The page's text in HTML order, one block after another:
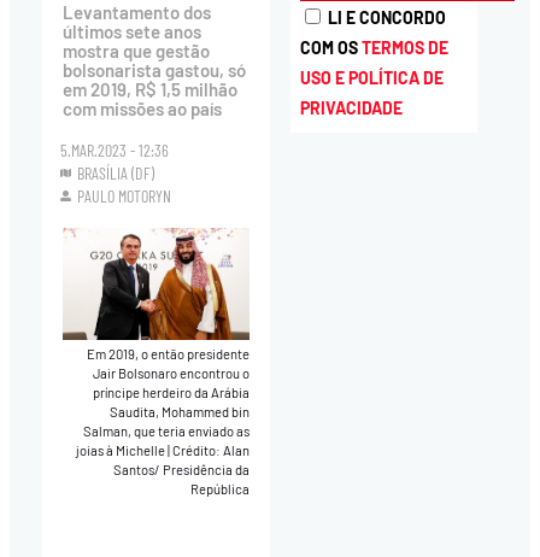
Levantamento dos
últimos sete anos
mostra que gestão
bolsonarista gastou, só
em 2019, R$ 1,5 milhão
com missões ao país
5.MAR.2023 - 12:36
BRASÍLIA (DF)
PAULO MOTORYN
Em 2019, o então presidente
Jair Bolsonaro encontrou o
príncipe herdeiro da Arábia
Saudita, Mohammed bin
Salman, que teria enviado as
joias à Michelle|Crédito: Alan
Santos/ Presidência da
República
LI E CONCORDO
COM OSTERMOS DE
USO E POLÍTICA DE
PRIVACIDADE